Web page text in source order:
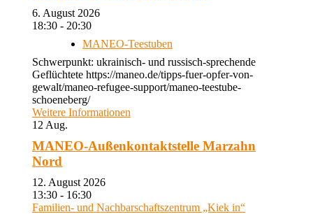
6. August 2026
18:30 - 20:30
MANEO-Teestuben
Schwerpunkt: ukrainisch- und russisch-sprechende
Geflüchtete https://maneo.de/tipps-fuer-opfer-von-
gewalt/maneo-refugee-support/maneo-teestube-
schoeneberg/
Weitere Informationen
12 Aug.
MANEO-Außenkontaktstelle Marzahn
Nord
12. August 2026
13:30 - 16:30
Familien- und Nachbarschaftszentrum „Kiek in“